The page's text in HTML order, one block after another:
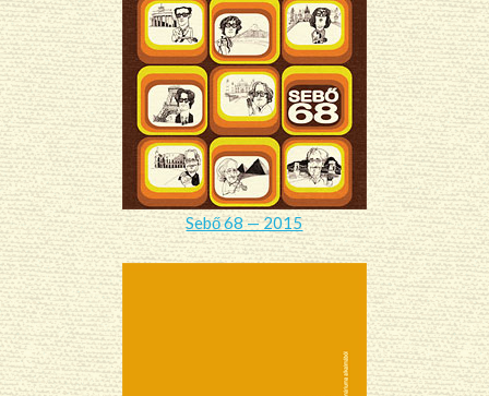
Sebő 68 — 2015